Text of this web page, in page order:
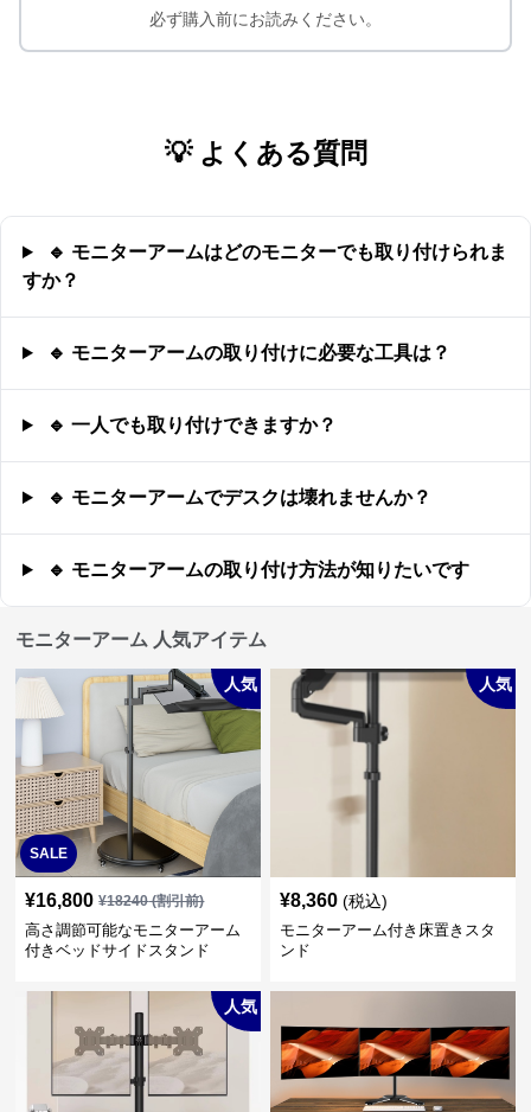
必ず購入前にお読みください。
💡 よくある質問
🔹 モニターアームはどのモニターでも取り付けられま
すか？
🔹 モニターアームの取り付けに必要な工具は？
🔹 一人でも取り付けできますか？
🔹 モニターアームでデスクは壊れませんか？
🔹 モニターアームの取り付け方法が知りたいです
モニターアーム 人気アイテム
SALE
人気
¥16,800 ¥18240(割引前)
高さ調節可能なモニターアーム
付きベッドサイドスタンド
人気
¥8,360 (税込)
モニターアーム付き床置きスタ
ンド
人気